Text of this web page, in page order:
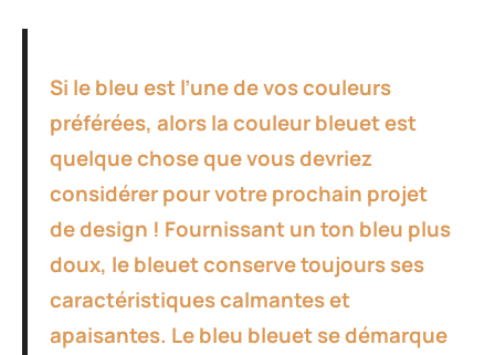
Si le bleu est l’une de vos couleurs
préférées, alors la couleur bleuet est
quelque chose que vous devriez
considérer pour votre prochain projet
de design ! Fournissant un ton bleu plus
doux, le bleuet conserve toujours ses
caractéristiques calmantes et
apaisantes. Le bleu bleuet se démarque